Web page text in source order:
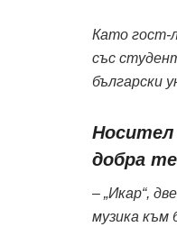
Като гост-
със
български
Носител
добра
– „Икар“,
музика към